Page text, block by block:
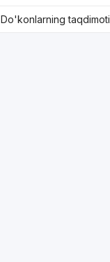
Do'konlarning taqdimoti